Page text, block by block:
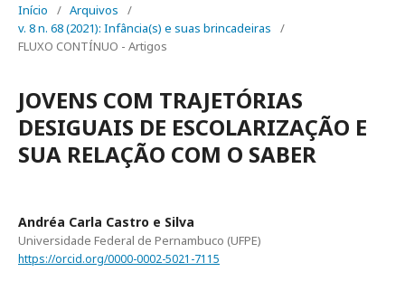
Início / Arquivos
/
v. 8 n. 68 (2021): Infância(s) e suas brincadeiras
/
FLUXO CONTÍNUO - Artigos
JOVENS COM TRAJETÓRIAS
DESIGUAIS DE ESCOLARIZAÇÃO E
SUA RELAÇÃO COM O SABER
Andréa Carla Castro e Silva
Universidade Federal de Pernambuco (UFPE)
https://orcid.org/0000-0002-5021-7115